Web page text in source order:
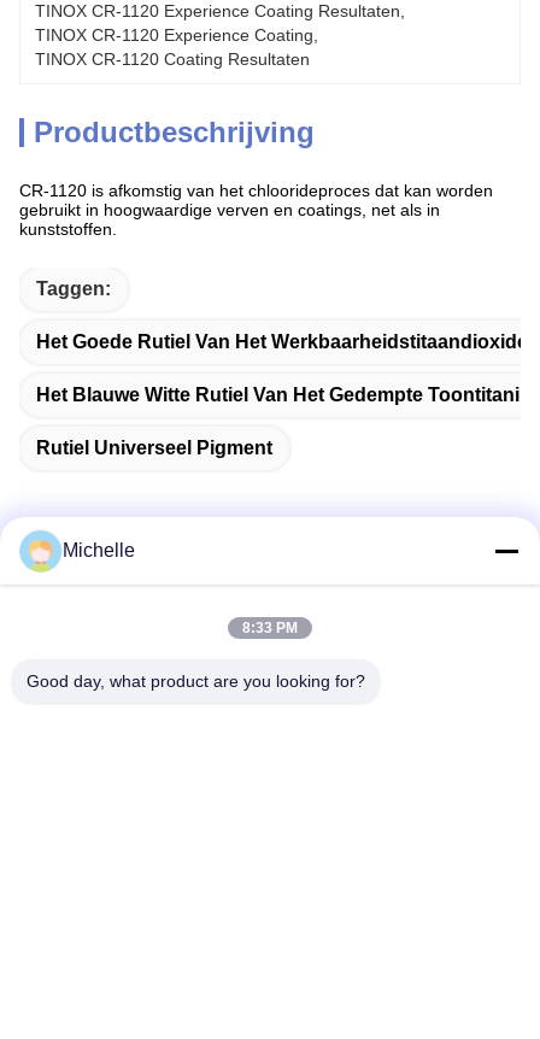
TINOX CR-1120 Experience Coating Resultaten
TINOX CR-1120 Experience Coating
TINOX CR-1120 Coating Resultaten
Productbeschrijving
CR-1120 is afkomstig van het chloorideproces dat kan worden
gebruikt in hoogwaardige verven en coatings, net als in
kunststoffen.
Taggen:
Het Goede Rutiel Van Het Werkbaarheidstitaandioxide
Het Blauwe Witte Rutiel Van Het Gedempte
Rutiel Universeel Pigment
1st Verdieping, No.40, No.69, de Middenstraat van
Michelle
8:33 PM
Good day, what product are you looking for?